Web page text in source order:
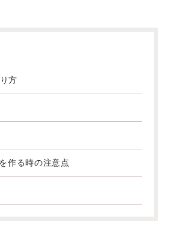
方
作る時の注意点